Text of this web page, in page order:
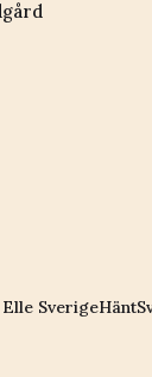
Elle SverigeHänt